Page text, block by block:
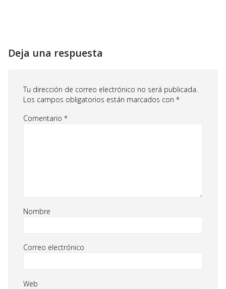
Deja una respuesta
Tu dirección de correo electrónico no será publicada.
Los campos obligatorios están marcados con *
Comentario *
Nombre
Correo electrónico
Web